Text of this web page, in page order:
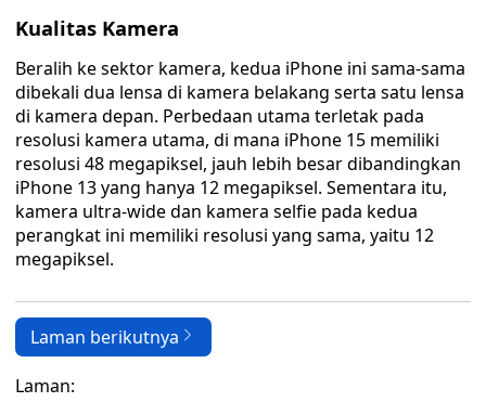
Kualitas Kamera
Beralih ke sektor kamera, kedua iPhone ini sama-sama
dibekali dua lensa di kamera belakang serta satu lensa
di kamera depan. Perbedaan utama terletak pada
resolusi kamera utama, di mana iPhone 15 memiliki
resolusi 48 megapiksel, jauh lebih besar dibandingkan
iPhone 13 yang hanya 12 megapiksel. Sementara itu,
kamera ultra-wide dan kamera selfie pada kedua
perangkat ini memiliki resolusi yang sama, yaitu 12
megapiksel.
Laman berikutnya
Laman: